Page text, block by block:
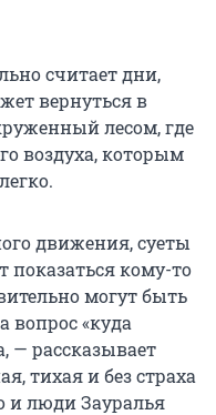
считает дни,
вернуться в
лесом, где
воздуха, которым
движения, суеты
кому-то
могут быть
вопрос «куда
— рассказывает
тихая и без страха
и люди Зауралья